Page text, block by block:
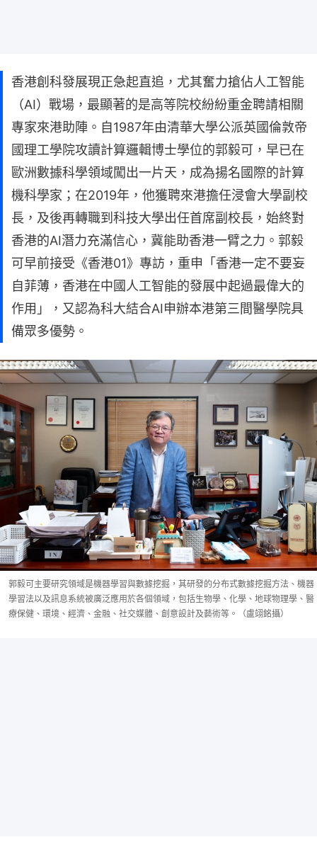
香港創科發展現正急起直追，尤其奮力搶佔人工智能
（AI）戰場，最顯著的是高等院校紛紛重金聘請相關
專家來港助陣。自1987年由清華大學公派英國倫敦帝
國理工學院攻讀計算邏輯博士學位的郭毅可，早已在
歐洲數據科學領域闖出一片天，成為揚名國際的計算
機科學家；在2019年，他獲聘來港擔任浸會大學副校
長，及後再轉職到科技大學出任首席副校長，始終對
香港的AI潛力充滿信心，冀能助香港一臂之力。郭毅
可早前接受《香港01》專訪，重申「香港一定不要妄
自菲薄，香港在中國人工智能的發展中起過最偉大的
作用」，又認為科大結合AI申辦本港第三間醫學院具
備眾多優勢。
郭毅可主要研究領域是機器學習與數據挖掘，其研發的分布式數據挖掘方法、機器
學習法以及訊息系統被廣泛應用於各個領域，包括生物學、化學、地球物理學、醫
療保健、環境、經濟、金融、社交媒體、創意設計及藝術等。（盧翊銘攝）